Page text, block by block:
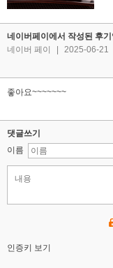
네이버페이에서 작성된 후
네이버 페이
2025-06-21
좋아요~~~~~~~
댓글쓰기
이름
인증키 보기